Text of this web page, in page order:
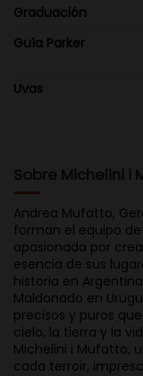
Graduación
Guía Parker
Uvas
Sobre Michelini i
Andrea Mufatto,
forman el equipo
apasionada por
esencia de sus
historia en
Maldonado en
precisos y puros
cielo, la tierra y la
Michelini i Mufatto,
cada terroir,